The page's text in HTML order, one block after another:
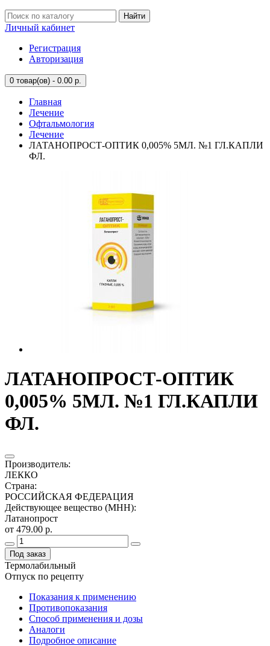
Найти
Личный кабинет
Регистрация
Авторизация
0 товар(ов) - 0.00 р.
Главная
Лечение
Офтальмология
Лечение
ЛАТАНОПРОСТ-ОПТИК 0,005% 5МЛ. №1 ГЛ.КАПЛИ
ФЛ.
ЛАТАНОПРОСТ-ОПТИК
0,005% 5МЛ. №1 ГЛ.КАПЛИ
ФЛ.
Производитель:
ЛЕККО
Страна:
РОССИЙСКАЯ ФЕДЕРАЦИЯ
Действующее вещество (МНН):
Латанопрост
от 479.00 р.
Под заказ
Термолабильный
Отпуск по рецепту
Показания к применению
Противопоказания
Способ применения и дозы
Аналоги
Подробное описание